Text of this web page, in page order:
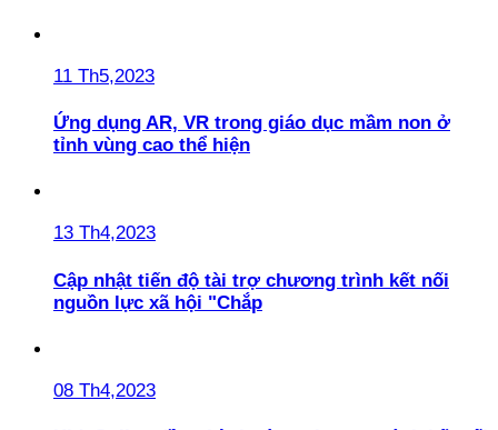
11 Th5,2023
Ứng dụng AR, VR trong giáo dục mầm non ở
tỉnh vùng cao thể hiện
13 Th4,2023
Cập nhật tiến độ tài trợ chương trình kết nối
nguồn lực xã hội "Chắp
08 Th4,2023